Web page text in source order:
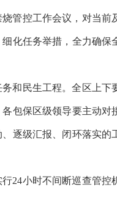
管控工作会议，对当前
化任务举措，全力确保
和民生工程。全区上下
包保区级领导要主动对
逐级汇报、闭环落实的
24小时不间断巡查管控